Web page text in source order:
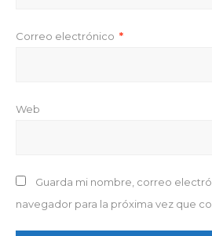
Correo electrónico *
Web
Guarda mi nombre, correo
navegador para la próxima vez que